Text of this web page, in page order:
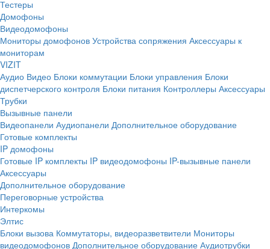
Тестеры
Домофоны
Видеодомофоны
Мониторы домофонов Устройства сопряжения Аксессуары к
мониторам
VIZIT
Аудио Видео Блоки коммутации Блоки управления Блоки
диспетчерского контроля Блоки питания Контроллеры Аксессуары
Трубки
Вызывные панели
Видеопанели Аудиопанели Дополнительное оборудование
Готовые комплекты
IP домофоны
Готовые IP комплекты IP видеодомофоны IP-вызывные панели
Аксессуары
Дополнительное оборудование
Переговорные устройства
Интеркомы
Элтис
Блоки вызова Коммутаторы, видеоразветвители Мониторы
видеодомофонов Дополнительное оборудование Аудиотрубки